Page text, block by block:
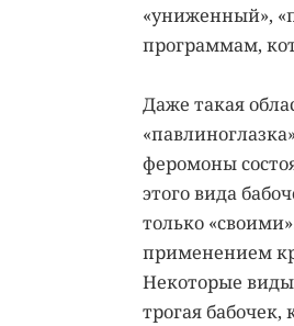
«униженный»,
программам,
Даже такая
феромоны
этого вида
только
применением
Некоторые
трогая